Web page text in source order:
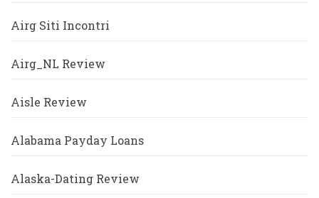
Airg Siti Incontri
Airg_NL Review
Aisle Review
Alabama Payday Loans
Alaska-Dating Review